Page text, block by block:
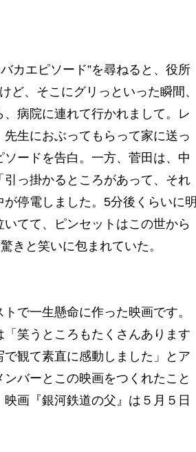
カエピソード”を尋ねると、役所
ど、そこにグリっといった瞬間、
病院に連れて行かれまして。レ
生におぶってもらって家に送っ
ードを告白。一方、菅田は、中
っ掛かるところがあって、それ
停電しました。5分後くらいに明
てて、ピンセットはこの世から
きと笑いに包まれていた。
で一生懸命に作った映画です。
笑うところもたくさんあります
観て素直に感動しました」とア
バーとこの映画をつくれたこと
画『銀河鉄道の父』は５月５日